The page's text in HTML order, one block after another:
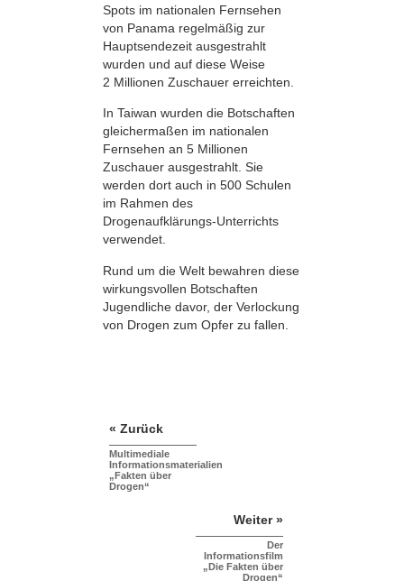
Spots im nationalen Fernsehen
von Panama regelmäßig zur
Hauptsendezeit ausgestrahlt
wurden und auf diese Weise
2 Millionen Zuschauer erreichten.
In Taiwan wurden die Botschaften
gleichermaßen im nationalen
Fernsehen an 5 Millionen
Zuschauer ausgestrahlt. Sie
werden dort auch in 500 Schulen
im Rahmen des
Drogenaufklärungs-Unterrichts
verwendet.
Rund um die Welt bewahren diese
wirkungsvollen Botschaften
Jugendliche davor, der Verlockung
von Drogen zum Opfer zu fallen.
« Zurück
Multimediale
Informationsmaterialien
„Fakten über
Drogen“
Weiter »
Der
Informationsfilm
„Die Fakten über
Drogen“